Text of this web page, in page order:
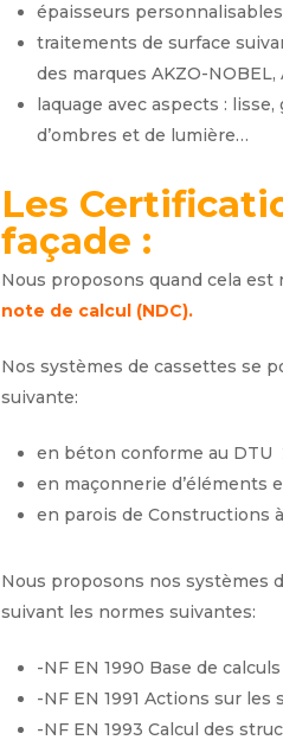
épaisseurs
traitements de surface
des marques AKZO-NOBEL,
laquage avec aspects :
d’ombres et de lumière…
Les
façade :
Nous proposons quand cela
note de calcul (NDC).
Nos systèmes de cassettes se
suivante:
en béton conforme au DTU
en maçonnerie d’éléments
en parois de Constructions
Nous proposons nos systèmes
suivant les normes suivantes:
-NF EN 1990 Base de
-NF EN 1991 Actions sur les
-NF EN 1993 Calcul des